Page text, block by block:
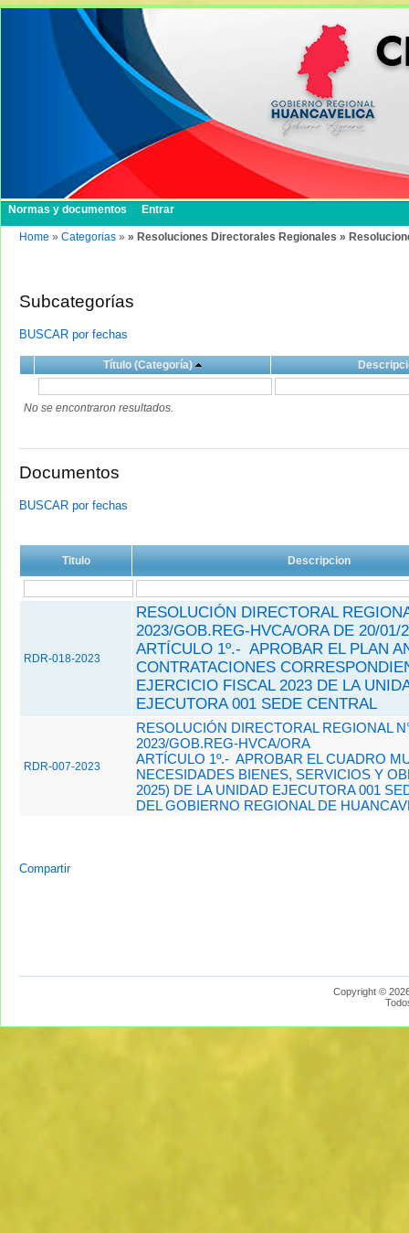
Normas y documentos Entrar
Home » Categorias » » Resoluciones Directorales Regionales »
Subcategorías
BUSCAR por fechas
Título (Categoría)
No se encontraron resultados.
Documentos
BUSCAR por fechas
Titulo Descripcion
RDR-018-2023
RESOLUCIÓN DIRECTORAL
2023/GOB.REG-HVCA/ORA DE 20/01/
ARTÍCULO 1º.- APROBAR EL PLAN
CONTRATACIONES
EJERCICIO FISCAL 2023 DE LA
EJECUTORA 001 SEDE CENTRAL
RDR-007-2023
RESOLUCIÓN DIRECTORAL REGIONAL
2023/GOB.REG-HVCA/ORA
ARTÍCULO 1º.- APROBAR EL CUADRO
NECESIDADES BIENES, SERVICIOS Y
2025) DE LA UNIDAD EJECUTORA 001
DEL GOBIERNO REGIONAL DE
Compartir
Copyright ©